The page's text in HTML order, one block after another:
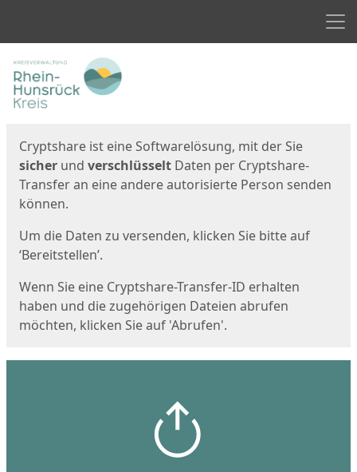
Start
Cryptshare ist eine Softwarelösung, mit der Sie
sicher und verschlüsselt Daten per Cryptshare-
Transfer an eine andere autorisierte Person senden
können.
Um die Daten zu versenden, klicken Sie bitte auf
‘Bereitstellen’.
Wenn Sie eine Cryptshare-Transfer-ID erhalten
haben und die zugehörigen Dateien abrufen
möchten, klicken Sie auf 'Abrufen'.